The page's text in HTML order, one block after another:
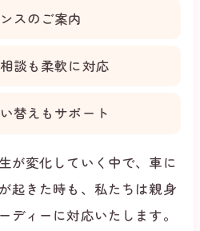
スのご案内
談も柔軟に対応
替えもサポート
が変化していく中で、車に
起きた時も、私たちは親身
ディーに対応いたします。